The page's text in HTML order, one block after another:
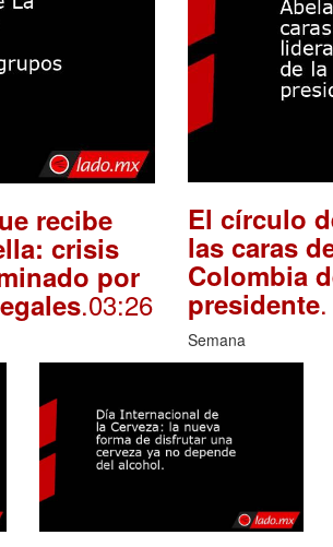
recibe
crisis
por
.03:26
El círculo
las caras
Colombia
presidente
Semana